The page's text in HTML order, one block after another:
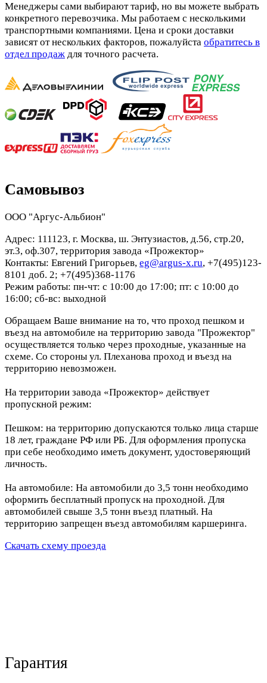
Менеджеры сами выбирают тариф, но вы можете выбрать
конкретного перевозчика. Мы работаем с несколькими
транспортными компаниями. Цена и сроки доставки
зависят от нескольких факторов, пожалуйста обратитесь в
отдел продаж для точного расчета.
Самовывоз
ООО "Аргус-Альбион"
Адрес: 111123, г. Москва, ш. Энтузиастов, д.56, стр.20,
эт.3, оф.307, территория завода «Прожектор»
Контакты: Евгений Григорьев, eg@argus-x.ru, +7(495)123-
8101 доб. 2; +7(495)368-1176
Режим работы: пн-чт: с 10:00 до 17:00; пт: с 10:00 до
16:00; сб-вс: выходной
Обращаем Ваше внимание на то, что проход пешком и
въезд на автомобиле на территорию завода "Прожектор"
осуществляется только через проходные, указанные на
схеме. Со стороны ул. Плеханова проход и въезд на
территорию невозможен.
На территории завода «Прожектор» действует
пропускной режим:
Пешком: на территорию допускаются только лица старше
18 лет, граждане РФ или РБ. Для оформления пропуска
при себе необходимо иметь документ, удостоверяющий
личность.
На автомобиле: На автомобили до 3,5 тонн необходимо
оформить бесплатный пропуск на проходной. Для
автомобилей свыше 3,5 тонн въезд платный. На
территорию запрещен въезд автомобилям каршеринга.
Скачать схему проезда
Гарантия